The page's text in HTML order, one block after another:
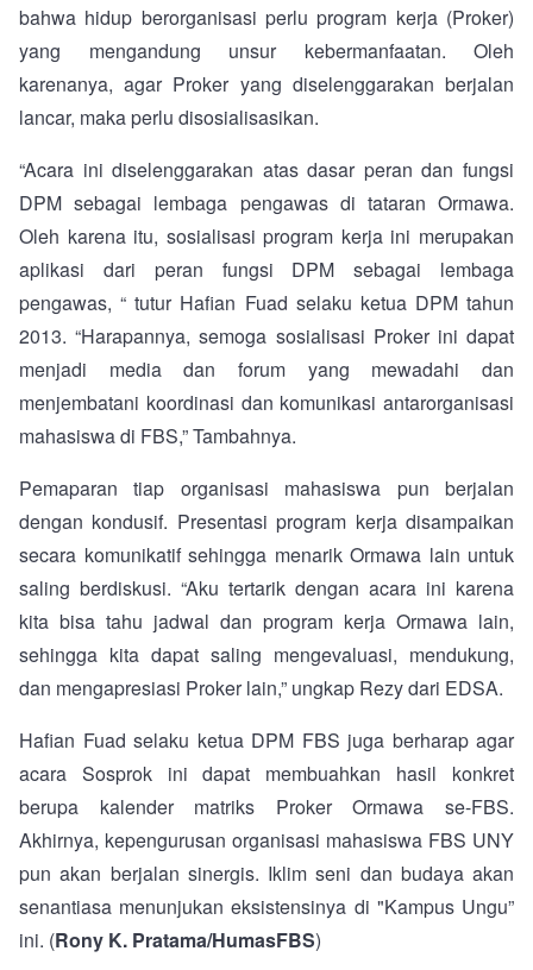
bahwa hidup berorganisasi perlu program kerja (Proker)
yang mengandung unsur kebermanfaatan. Oleh
karenanya, agar Proker yang diselenggarakan berjalan
lancar, maka perlu disosialisasikan.
“Acara ini diselenggarakan atas dasar peran dan fungsi
DPM sebagai lembaga pengawas di tataran Ormawa.
Oleh karena itu, sosialisasi program kerja ini merupakan
aplikasi dari peran fungsi DPM sebagai lembaga
pengawas, “ tutur Hafian Fuad selaku ketua DPM tahun
2013. “Harapannya, semoga sosialisasi Proker ini dapat
menjadi media dan forum yang mewadahi dan
menjembatani koordinasi dan komunikasi antarorganisasi
mahasiswa di FBS,” Tambahnya.
Pemaparan tiap organisasi mahasiswa pun berjalan
dengan kondusif. Presentasi program kerja disampaikan
secara komunikatif sehingga menarik Ormawa lain untuk
saling berdiskusi. “Aku tertarik dengan acara ini karena
kita bisa tahu jadwal dan program kerja Ormawa lain,
sehingga kita dapat saling mengevaluasi, mendukung,
dan mengapresiasi Proker lain,” ungkap Rezy dari EDSA.
Hafian Fuad selaku ketua DPM FBS juga berharap agar
acara Sosprok ini dapat membuahkan hasil konkret
berupa kalender matriks Proker Ormawa se-FBS.
Akhirnya, kepengurusan organisasi mahasiswa FBS UNY
pun akan berjalan sinergis. Iklim seni dan budaya akan
senantiasa menunjukan eksistensinya di "Kampus Ungu”
ini. (Rony K. Pratama/HumasFBS)